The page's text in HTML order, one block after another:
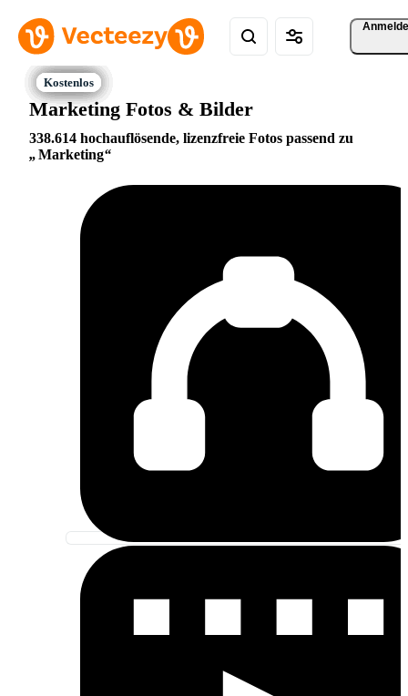
Marketing Fotos & Bilder
338.614 hochauflösende, lizenzfreie Fotos passend zu
Marketing